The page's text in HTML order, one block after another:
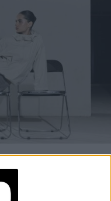
08:02
que son
a todos los